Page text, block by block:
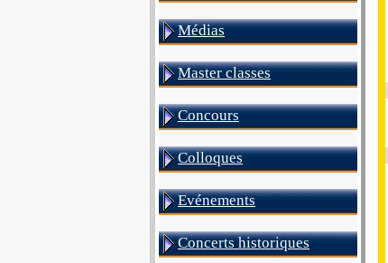
Médias
Master classes
Concours
Colloques
Evénements
Concerts historiques